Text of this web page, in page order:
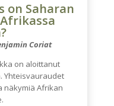
on Saharan
Coriat
on aloittanut
Yhteisvauraudet
näkymiä Afrikan